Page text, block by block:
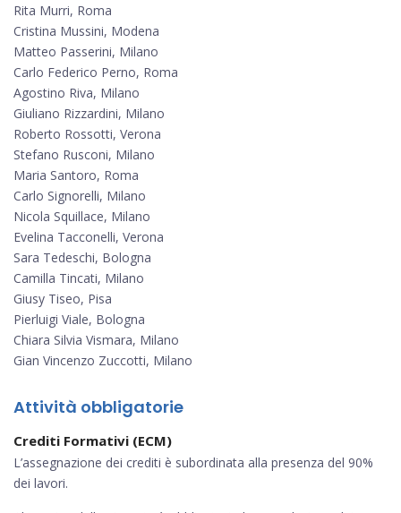
Rita Murri, Roma
Cristina Mussini, Modena
Matteo Passerini, Milano
Carlo Federico Perno, Roma
Agostino Riva, Milano
Giuliano Rizzardini, Milano
Roberto Rossotti, Verona
Stefano Rusconi, Milano
Maria Santoro, Roma
Carlo Signorelli, Milano
Nicola Squillace, Milano
Evelina Tacconelli, Verona
Sara Tedeschi, Bologna
Camilla Tincati, Milano
Giusy Tiseo, Pisa
Pierluigi Viale, Bologna
Chiara Silvia Vismara, Milano
Gian Vincenzo Zuccotti, Milano
Attività obbligatorie
Crediti Formativi (ECM)
L’assegnazione dei crediti è subordinata alla presenza del 90%
dei lavori.